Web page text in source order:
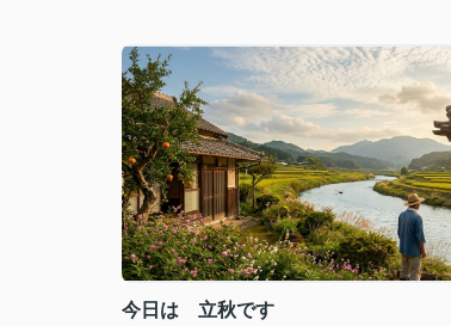
今日は 立秋です